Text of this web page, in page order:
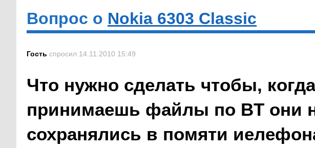
Вопрос о Nokia 6303 Classic
Гость спросил 14.11.2010 15:49
Что нужно сделать чтобы, когда
принимаешь файлы по BT они
сохранялись в помяти